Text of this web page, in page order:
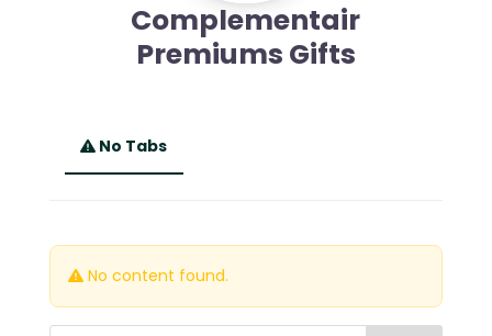
Complementair
Premiums Gifts
No Tabs
No content found.